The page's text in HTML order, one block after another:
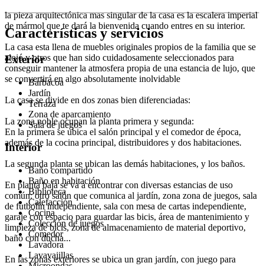
la pieza arquitectónica mas singular de la casa es la escalera imperial
de mármol que te dará la bienvenida cuando entres en su interior.
La casa esta llena de muebles originales propios de la familia que se
alojó y otros que han sido cuidadosamente seleccionados para
conseguir mantener la atmosfera propia de una estancia de lujo, que
se convertirá en algo absolutamente inolvidable
La casa se divide en dos zonas bien diferenciadas:
La zona noble ocupan la planta primera y segunda:
En la primera se ubica el salón principal y el comedor de época,
además de la cocina principal, distribuidores y dos habitaciones.
La segunda planta se ubican las demás habitaciones, y los baños.
En planta baja se va a encontrar con diversas estancias de uso
común: otro salón que comunica al jardín, zona zona de juegos, sala
de futbolín independiente, sala con mesa de cartas independiente,
garaje con espacio para guardar las bicis, área de mantenimiento y
limpieza de bicis, zona de almacenamiento de material deportivo,
baño con ducha...
En las zonas exteriores se ubica un gran jardín, con juego para
Características y servicios
Exterior
Barbacoa
Jardín
Terraza
Zona de aparcamiento
Sala de juegos
Interior
Baño compartido
Baño en habitación
Biblioteca
Calefacción
Cocina
Colección de juegos
Comedor
Lavadora
Lavavajillas